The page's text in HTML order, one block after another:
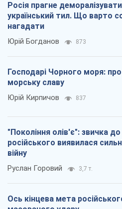
Росія прагне деморалізувати
український тил. Що варто
нагадати
Юрій Богданов 873
Господарі Чорного моря:
морську славу
Юрій Кирпичов 837
"Покоління олів'є": звичка до
російського виявилася
війну
Руслан Горовий 3,7 т.
Ось кінцева мета